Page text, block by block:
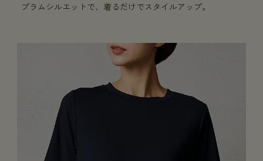
プラムシルエットで、着るだけでスタイルアップ。